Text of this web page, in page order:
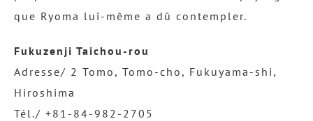
que Ryoma lui-même a dû contempler.
Fukuzenji Taichou-rou
Adresse/ 2 Tomo, Tomo-cho, Fukuyama-shi,
Hiroshima
Tél./ +81-84-982-2705